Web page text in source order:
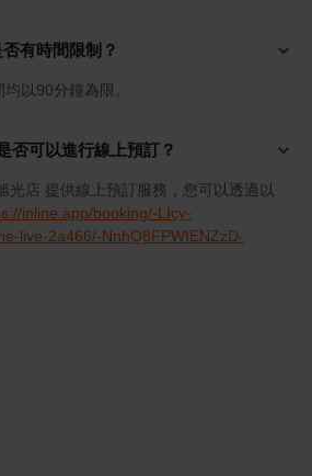
有時間限制？
均以90分鐘為限。
否可以進行線上預訂？
光店 提供線上預訂服務，您可以透過以
inline.app/booking/-LIcy-
live-2a466/-NnhQ8FPWIENZzD-